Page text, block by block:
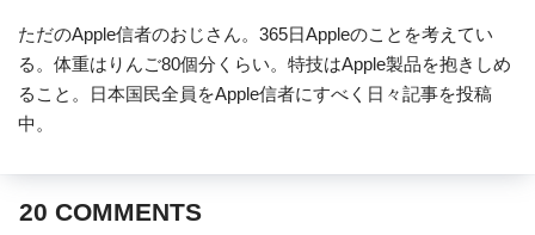
ただのApple信者のおじさん。365日Appleのことを考えてい
る。体重はりんご80個分くらい。特技はApple製品を抱きしめ
ること。日本国民全員をApple信者にすべく日々記事を投稿
中。
20 COMMENTS